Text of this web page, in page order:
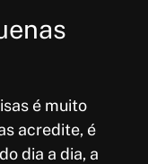
é muito
acredite, é
dia a dia, a